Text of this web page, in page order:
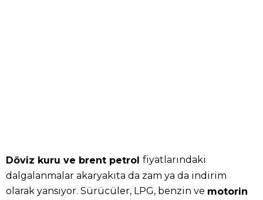
Döviz kuru ve brent petrol fiyatlarındaki
dalgalanmalar akaryakıta da zam ya da indirim
olarak yansıyor. Sürücüler, LPG, benzin ve motorin